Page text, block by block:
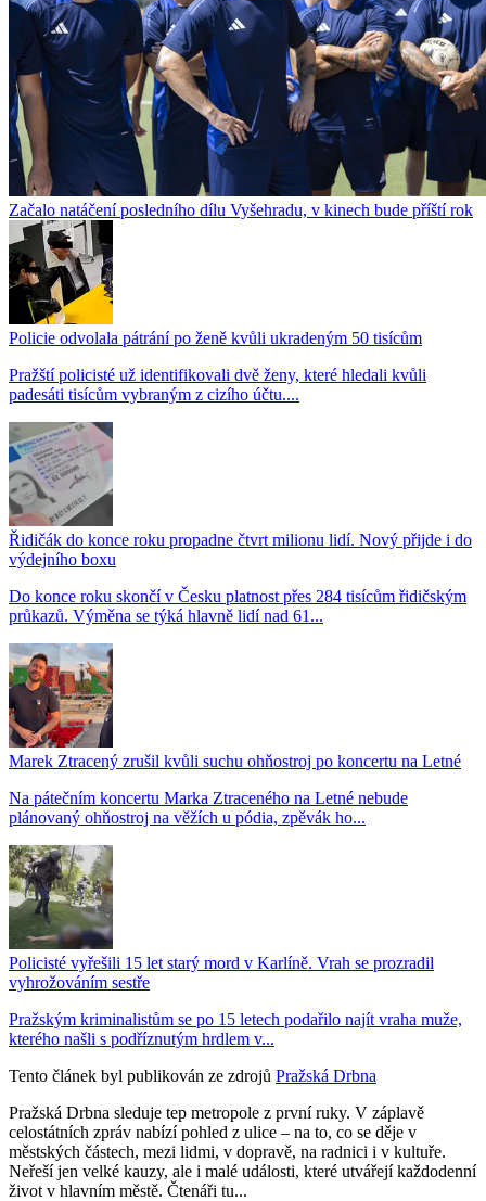
Začalo natáčení posledního dílu Vyšehradu, v kinech bude příští rok
Policie odvolala pátrání po ženě kvůli ukradeným 50 tisícům
Pražští policisté už identifikovali dvě ženy, které hledali kvůli
padesáti tisícům vybraným z cizího účtu....
Řidičák do konce roku propadne čtvrt milionu lidí. Nový přijde i do
výdejního boxu
Do konce roku skončí v Česku platnost přes 284 tisícům řidičským
průkazů. Výměna se týká hlavně lidí nad 61...
Marek Ztracený zrušil kvůli suchu ohňostroj po koncertu na Letné
Na pátečním koncertu Marka Ztraceného na Letné nebude
plánovaný ohňostroj na věžích u pódia, zpěvák ho...
Policisté vyřešili 15 let starý mord v Karlíně. Vrah se prozradil
vyhrožováním sestře
Pražským kriminalistům se po 15 letech podařilo najít vraha muže,
kterého našli s podříznutým hrdlem v...
Tento článek byl publikován ze zdrojů Pražská Drbna
Pražská Drbna sleduje tep metropole z první ruky. V záplavě
celostátních zpráv nabízí pohled z ulice – na to, co se děje v
městských částech, mezi lidmi, v dopravě, na radnici i v kultuře.
Neřeší jen velké kauzy, ale i malé události, které utvářejí každodenní
život v hlavním městě. Čtenáři tu...